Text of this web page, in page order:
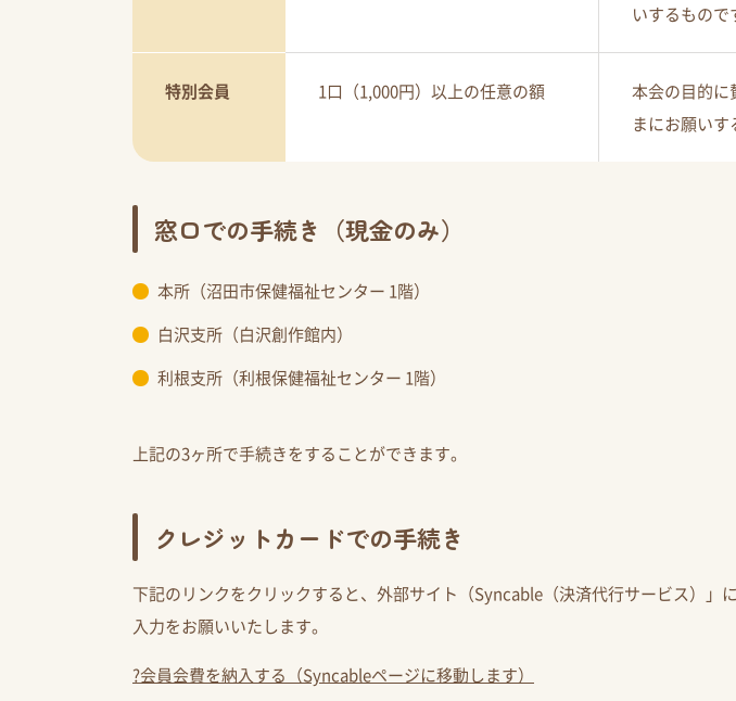
いするもので
特別会員 1口（1,000円）以上の任意の額
本会の目的に
まにお願いす
窓口での手続き（現金のみ）
本所（沼田市保健福祉センター 1階）
白沢支所（白沢創作館内）
利根支所（利根保健福祉センター 1階）
上記の3ヶ所で手続きをすることができます。
クレジットカードでの手続き
下記のリンクをクリックすると、外部サイト（Syncable（決済代行サービス）」
入力をお願いいたします。
?会員会費を納入する（Syncableページに移動します）